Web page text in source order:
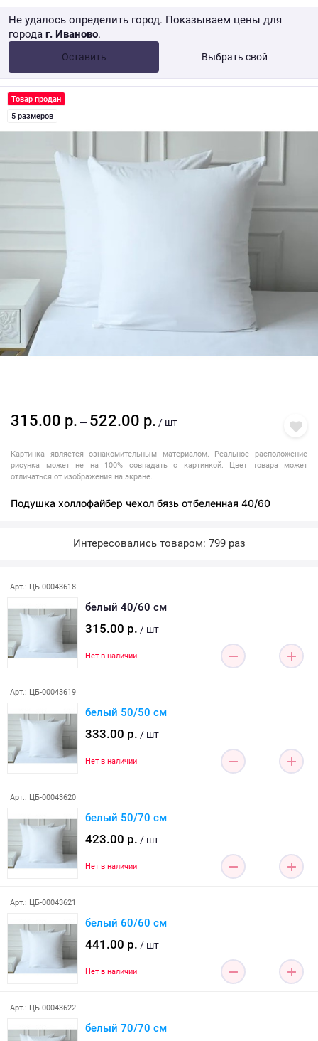
Не удалось определить город. Показываем цены для
города г. Иваново.
Оставить Выбрать свой
от 10 000 ₽ Розница → WB
Товар продан
5 размеров
315.00 р. — 522.00 р. / шт
Картинка является ознакомительным материалом. Реальное расположение
рисунка может не на 100% совпадать с картинкой. Цвет товара может
отличаться от изображения на экране.
Подушка холлофайбер чехол бязь отбеленная 40/60
Интересовались товаром: 799 раз
Арт.: ЦБ-00043618
белый 40/60 см
315.00 р. / шт
Нет в наличии
Арт.: ЦБ-00043619
белый 50/50 см
333.00 р. / шт
Нет в наличии
Арт.: ЦБ-00043620
белый 50/70 см
423.00 р. / шт
Нет в наличии
Арт.: ЦБ-00043621
белый 60/60 см
441.00 р. / шт
Нет в наличии
Арт.: ЦБ-00043622
белый 70/70 см